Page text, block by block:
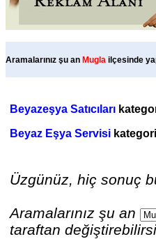
Aramalarınız şu an Mugla ilçesinde
Beyazeşya Satıcıları
Beyaz Eşya Servisi
Üzgünüz, hiç sonuç
Aramalarınız şu an
taraftan